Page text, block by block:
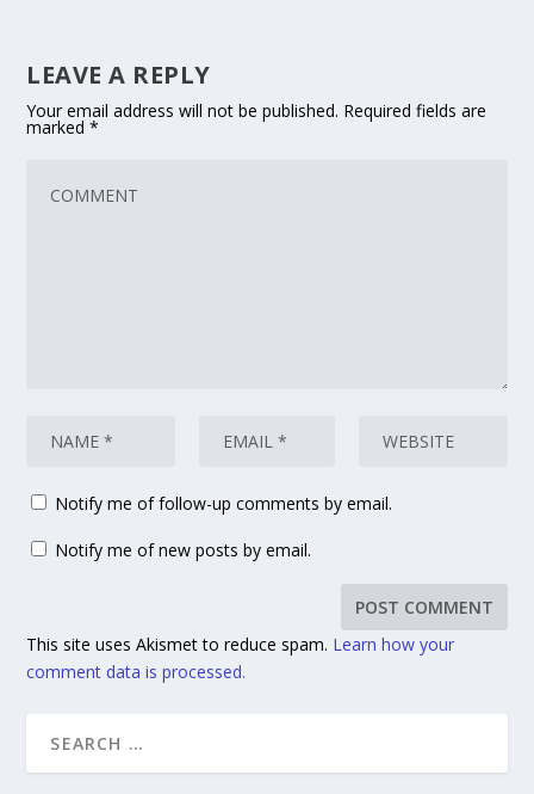
LEAVE A REPLY
Your email address will not be published. Required fields are
marked*
Notify me of follow-up comments by email.
Notify me of new posts by email.
This site uses Akismet to reduce spam. Learn how your
comment data is processed.